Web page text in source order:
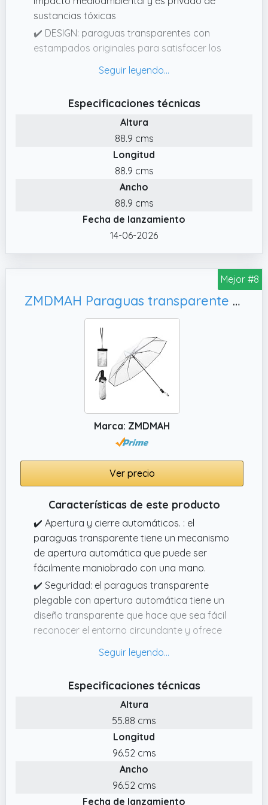
sustancias tóxicas
✔️ DESIGN: paraguas transparentes con
estampados originales para satisfacer los
consideran el paraguas un accesorio para
✔️ APERTURA AUTOMÁTICA: este paraguas es
muy práctico, de hecho se abre pulsando un
botón presente en la empuñadura. Este
mecanismo permite abrir el paraguas con
una mano sola sin problemas.
✔️ FORMA DE CÚPULA: estos paraguas tienen
una forma de cúpula que no solo es muy de
tendencia, sino también garantiza una mejor
protección de la lluvia, tambien gracias al
resistente a las ráfagas de viento, gracias a
las varrillas flexibles realizadas en aluminio y
fibra de vidrio. Esa tecnología hace que en
se vuelque sin romperse.
Especificaciones técnicas
Altura
88.9 cms
Longitud
88.9 cms
Ancho
88.9 cms
Fecha de lanzamiento
14-06-2026
Mejor #8
ZMDMAH Paraguas transparente mujer, paraguass transparentes grande
Marca: ZMDMAH
Ver precio
Características de este producto
✔️ Apertura y cierre automáticos. : el
paraguas transparente tiene un mecanismo
de apertura automática que puede ser
fácilmente maniobrado con una mano.
✔️ Seguridad: el paraguas transparente
plegable con apertura automática tiene un
diseño transparente que hace que sea fácil
reconocer el entorno circundante y ofrece
diámetro inferior de 98 cm y una altura de 57
cm, lo que lo hace lo suficientemente amplio
para acomodar a dos personas. Y el color
transparente del paraguas es perfecto tanto
para hombres como para mujeres
✔️ Materiales de alta calidad: paraguas
plegable automático transparente realizado
en plástico y equipado con 8 nervaduras de
Especificaciones técnicas
Altura
55.88 cms
Longitud
96.52 cms
Ancho
96.52 cms
Fecha de lanzamiento